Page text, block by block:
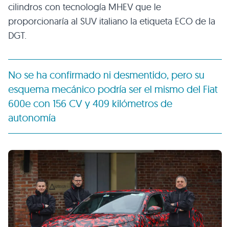
cilindros con tecnología MHEV que le
proporcionaría al SUV italiano la etiqueta ECO de la
DGT.
No se ha confirmado ni desmentido, pero su
esquema mecánico podría ser el mismo del Fiat
600e con 156 CV y 409 kilómetros de
autonomía